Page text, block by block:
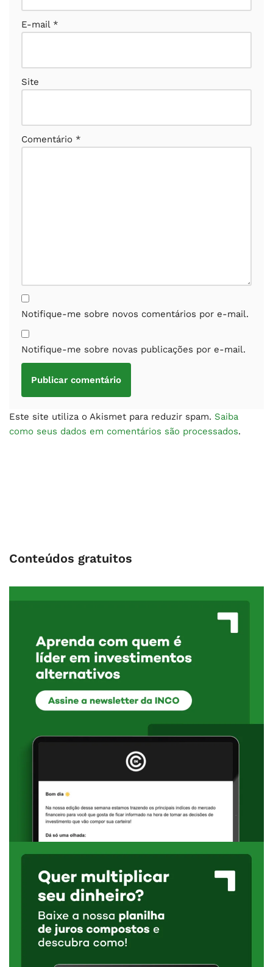
E-mail *
Site
Comentário *
Notifique-me sobre novos comentários por e-mail.
Notifique-me sobre novas publicações por e-mail.
Este site utiliza o Akismet para reduzir spam. Saiba
como seus dados em comentários são processados.
Conteúdos gratuitos